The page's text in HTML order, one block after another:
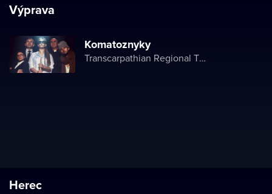
Výprava
Komatoznyky
Transcarpathian Regional Theater of Drama and Comedy
Herec